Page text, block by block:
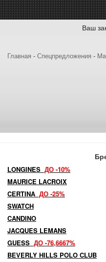
Ваш
Главная - Спецпредложения -
LONGINES ДО -10%
MAURICE LACROIX
CERTINA ДО -25%
SWATCH
CANDINO
JACQUES LEMANS
GUESS ДО -76,6667%
BEVERLY HILLS POLO CLUB